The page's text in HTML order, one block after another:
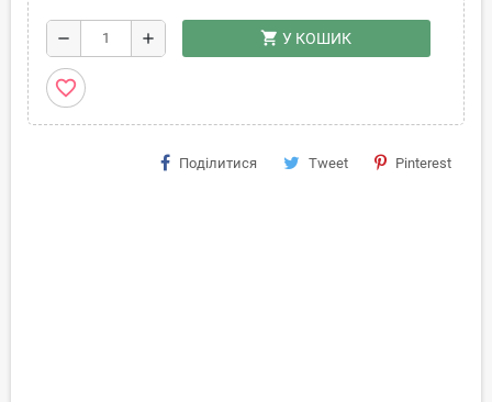
remove add shopping_cart У КОШИК
favorite_border
Поділитися Tweet Pinterest